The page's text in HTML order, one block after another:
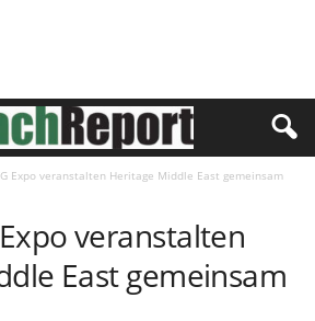
Expo veranstalten Heritage Middle East gemeinsam
veranstalten
East gemeinsam